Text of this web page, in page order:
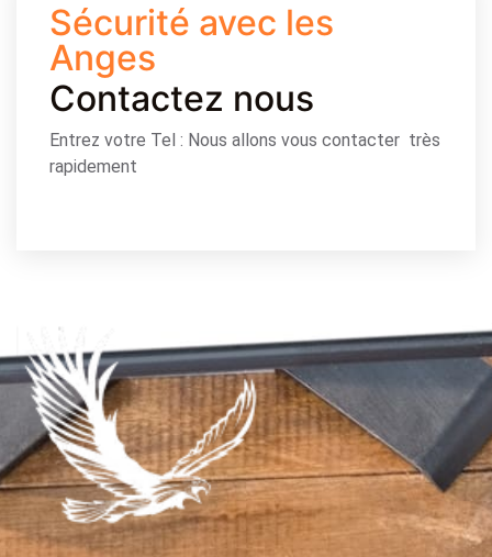
Sécurité avec les
Anges
Contactez nous
Entrez votre Tel : Nous allons vous contacter très
rapidement